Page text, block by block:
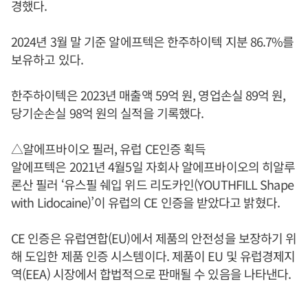
경했다.
2024년 3월 말 기준 알에프텍은 한주하이텍 지분 86.7%를
보유하고 있다.
한주하이텍은 2023년 매출액 59억 원, 영업손실 89억 원,
당기순손실 98억 원의 실적을 기록했다.
△알에프바이오 필러, 유럽 CE인증 획득
알에프텍은 2021년 4월5일 자회사 알에프바이오의 히알루
론산 필러 ‘유스필 쉐입 위드 리도카인(YOUTHFILL Shape
with Lidocaine)’이 유럽의 CE 인증을 받았다고 밝혔다.
CE 인증은 유럽연합(EU)에서 제품의 안전성을 보장하기 위
해 도입한 제품 인증 시스템이다. 제품이 EU 및 유럽경제지
역(EEA) 시장에서 합법적으로 판매될 수 있음을 나타낸다.